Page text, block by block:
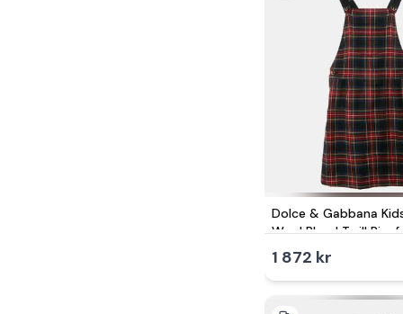
Dolce & Gabbana
Wool Blend Twill
1 872 kr